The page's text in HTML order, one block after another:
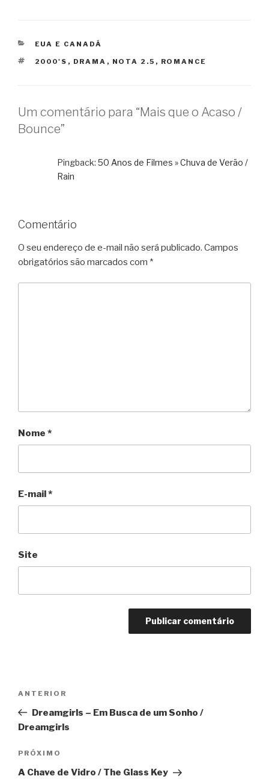
CATEGORIAS
EUA E CANADÁ
TAGS
2000'S , DRAMA , NOTA 2.5 , ROMANCE
Um comentário para “Mais que o Acaso /
Bounce”
Pingback: 50 Anos de Filmes » Chuva de Verão /
Rain
Comentário
O seu endereço de e-mail não será publicado. Campos
obrigatórios são marcados com *
Nome *
E-mail*
Site
Post
Anterior
ANTERIOR
Dreamgirls – Em Busca de um Sonho /
Dreamgirls
Próximo
PRÓXIMO
A Chave de Vidro / The Glass Key